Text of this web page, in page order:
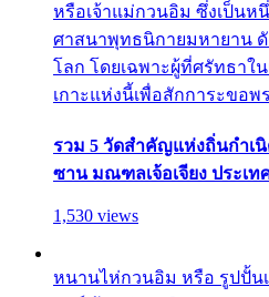
หรือเจ้าแม่กวนอิม ซึ่งเป็นห
ศาสนาพุทธนิกายมหายาน
โลก โดยเฉพาะผู้ที่ศรัทธาใ
เกาะแห่งนี้เพื่อสักการะขอพ
รวม 5 วัดสำคัญแห่งถิ่นกำเนิ
ซาน มณฑลเจ้อเจียง ประเท
1,530 views
หนานไห่กวนอิม หรือ รูปปั้น